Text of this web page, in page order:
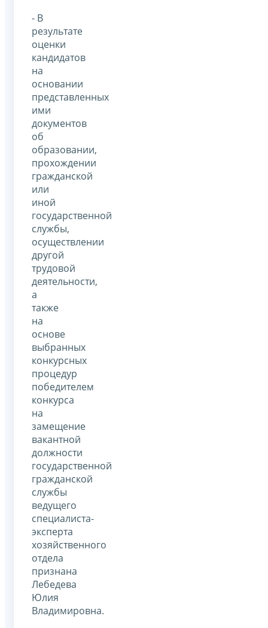
- В
результате
оценки
кандидатов
на
основании
представленных
ими
документов
об
образовании,
прохождении
гражданской
или
иной
государственной
службы,
осуществлении
другой
трудовой
деятельности,
а
также
на
основе
выбранных
конкурсных
процедур
победителем
конкурса
на
замещение
вакантной
должности
государственной
гражданской
службы
ведущего
специалиста-
эксперта
хозяйственного
отдела
признана
Лебедева
Юлия
Владимировна.